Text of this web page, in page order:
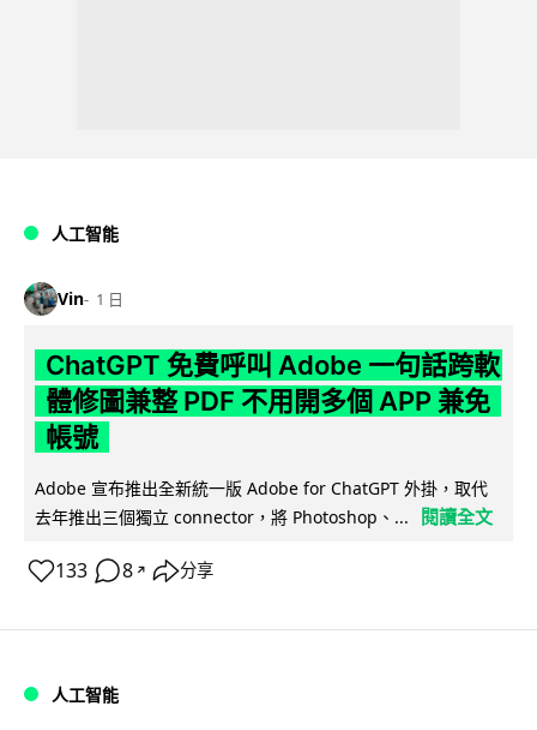
人工智能
Vin 1 日
ChatGPT 免費呼叫 Adobe 一句話跨軟
體修圖兼整 PDF 不用開多個 APP 兼免
帳號
Adobe 宣布推出全新統一版 Adobe for ChatGPT 外掛，取代
去年推出三個獨立 connector，將 Photoshop、...
閱讀全文
133 8 ↗ 分享
人工智能